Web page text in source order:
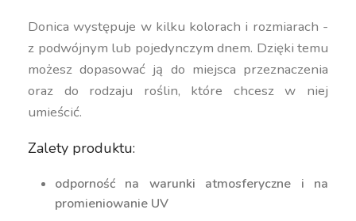
Donica występuje w kilku kolorach i rozmiarach -
z podwójnym lub pojedynczym dnem. Dzięki temu
możesz dopasować ją do miejsca przeznaczenia
oraz do rodzaju roślin, które chcesz w niej
umieścić.
Zalety produktu:
odporność na warunki atmosferyczne i na
promieniowanie UV